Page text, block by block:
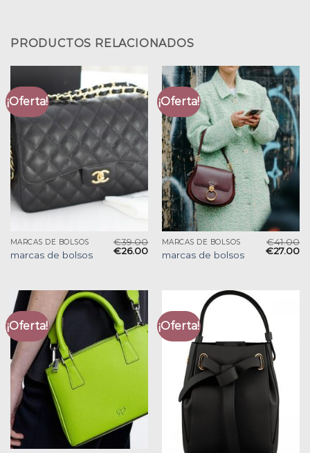
PRODUCTOS RELACIONADOS
¡Oferta!
MARCAS DE BOLSOS
marcas de bolsos
€39.00
€26.00
¡Oferta!
MARCAS DE BOLSOS
marcas de bolsos
€41.00
€27.00
¡Oferta! ¡Oferta!